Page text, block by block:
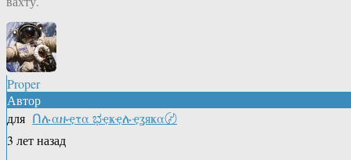
Proper
Автор
для Ոሉαዙҿτα ಭҿҝҿሉҿʓяҝα〄
3 лет назад